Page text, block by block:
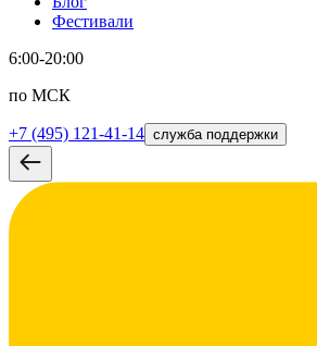
Фестивали
6:00-20:00
по МСК
+7 (495) 121-41-14 служба поддержки